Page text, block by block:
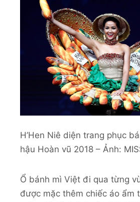
H’Hen Niê diện trang phục
hậu Hoàn vũ 2018 – Ảnh:
Ổ bánh mì Việt đi qua từng
được mặc thêm chiếc áo ẩm